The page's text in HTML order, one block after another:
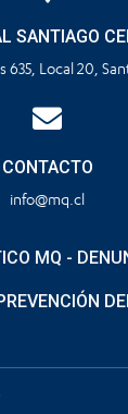
SANTIAGO
635, Local 20,
CONTACTO
info@mq.cl
MQ -